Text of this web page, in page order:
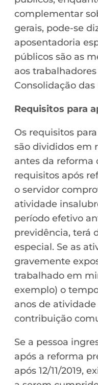
complementar
gerais, pode-se
aposentadoria
públicos são as
aos
Consolidação das
Requisitos para
Os requisitos
são divididos em
antes da reforma
requisitos após
o servidor
atividade
período efetivo
previdência, terá
especial. Se as
gravemente
trabalhado em
exemplo) o
anos de
contribuição
Se a pessoa
após a reforma
após 12/11/2019,